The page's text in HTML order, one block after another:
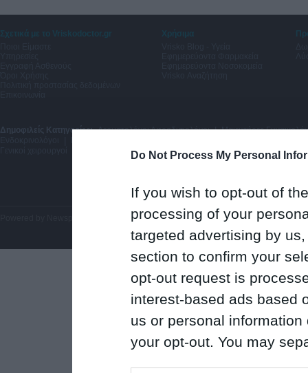
Do Not Process My Personal
If you wish to opt-out of
processing of your
targeted advertising by
section to confirm your
opt-out request is
interest-based ads based
us or personal
your opt-out. You may
Σχετικά με το Vriskodoctor.gr
Χρήσιμα
Δημοφιλείς Κατηγορίες: Δερματολόγοι Αφροδισιολόγοι | Μαιευτήρες
. All rights reserved.